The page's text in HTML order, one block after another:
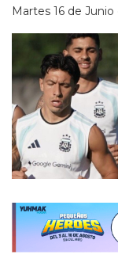
Martes 16 de